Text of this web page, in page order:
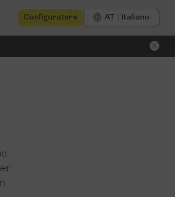
Configuratore
AT Italiano